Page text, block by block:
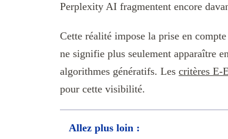
Perplexity AI fragmentent encore
Cette réalité impose la prise en
ne signifie plus seulement apparaître
algorithmes génératifs. Les critères E-
pour cette visibilité.
Allez plus loin :